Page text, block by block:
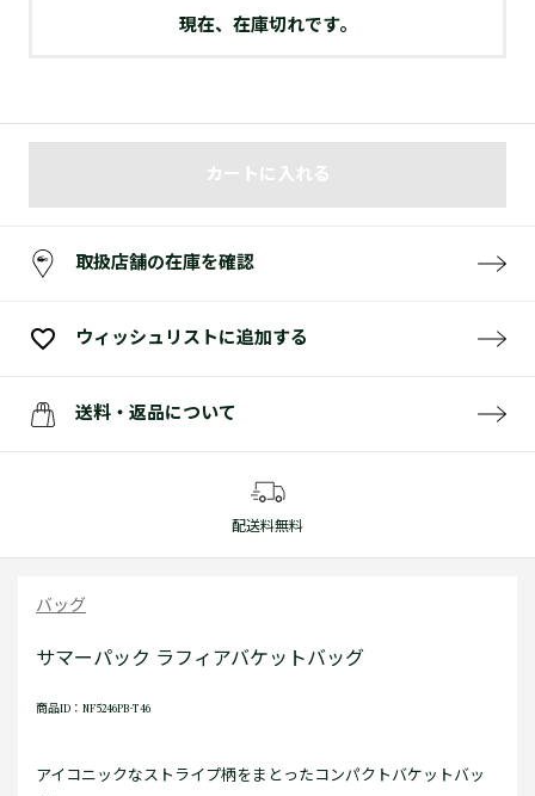
現在、在庫切れです。
カートに入れる
取扱店舗の在庫を確認
ウィッシュリストに追加する
送料・返品について
配送料無料
バッグ
サマーパック ラフィアバケットバッグ
商品ID：NF5246PB-T46
アイコニックなストライプ柄をまとったコンパクトバケットバッ